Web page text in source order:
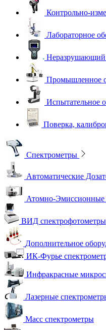
Контрольно-
Лабораторное
Неразрушающий
Промышленное
Испытательное
Поверка,
Спектрометры
Автоматические
Атомно-Эмиссионные
ВИД спектрофотометры
Дополнительное
ИК-Фурье
Инфракрасные
Лазерные
Масс спектрометры